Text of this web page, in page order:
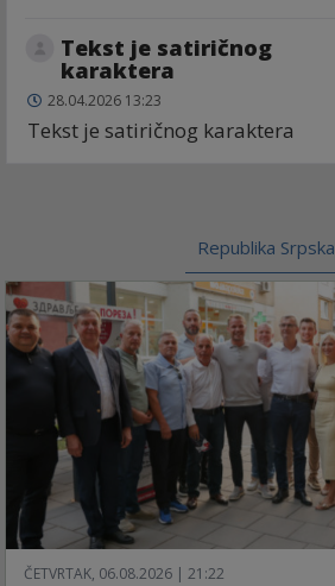
Tekst je satiričnog
karaktera
28.04.2026 13:23
Tekst je satiričnog karaktera
Republika Srpska
ČETVRTAK, 06.08.2026 | 21:22